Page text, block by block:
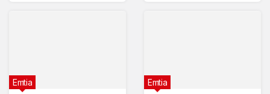
Emtia Emtia